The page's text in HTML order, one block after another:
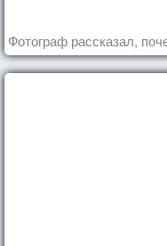
Фотограф рассказал,